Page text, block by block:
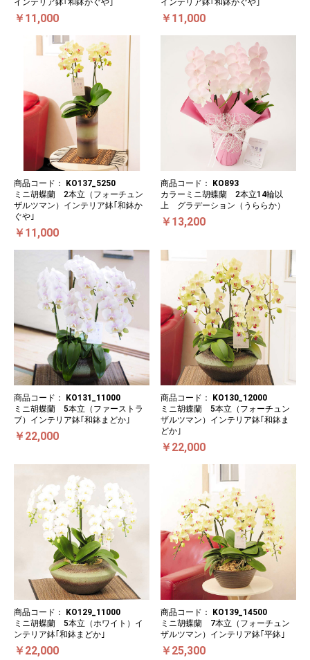
￥11,000 ￥11,000
商品コード： KO137_5250
ミニ胡蝶蘭 2本立（フォーチュン
ザルツマン）インテリア鉢｢和鉢か
ぐや｣
￥11,000
商品コード： KO893
カラーミニ胡蝶蘭 2本立14輪以
上 グラデーション（うららか）
￥13,200
商品コード： KO131_11000
ミニ胡蝶蘭 5本立（ファーストラ
ブ）インテリア鉢｢和鉢まどか｣
￥22,000
商品コード： KO130_12000
ミニ胡蝶蘭 5本立（フォーチュン
ザルツマン）インテリア鉢｢和鉢ま
どか｣
￥22,000
商品コード： KO129_11000
ミニ胡蝶蘭 5本立（ホワイト）イ
ンテリア鉢｢和鉢まどか｣
￥22,000
商品コード： KO139_14500
ミニ胡蝶蘭 7本立（フォーチュン
ザルツマン）インテリア鉢｢平鉢｣
￥25,300